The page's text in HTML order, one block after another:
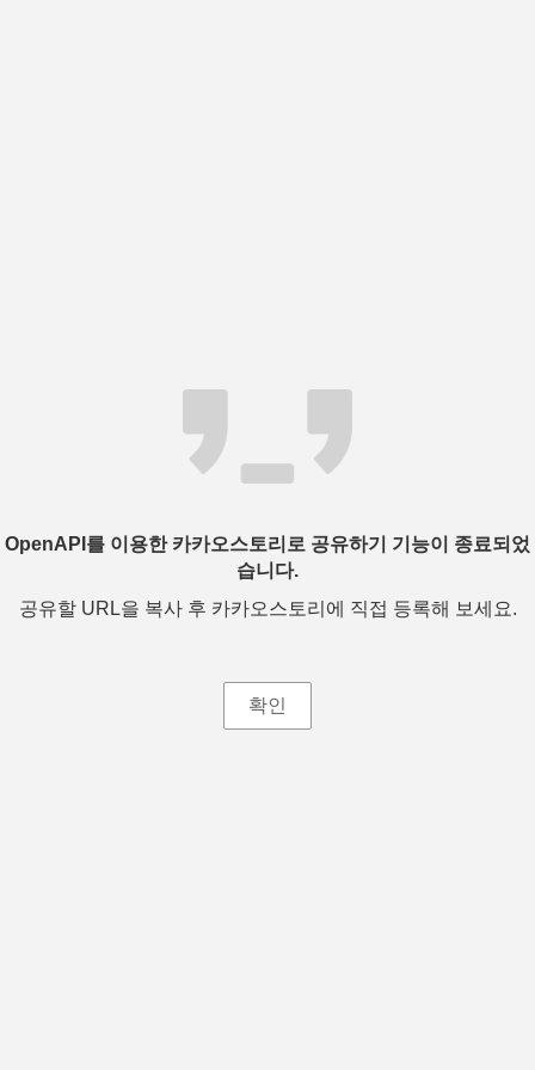
OpenAPI를 이용한 카카오스토리로 공유하기 기능이 종료되었
습니다.
공유할 URL을 복사 후 카카오스토리에 직접 등록해 보세요.
확인